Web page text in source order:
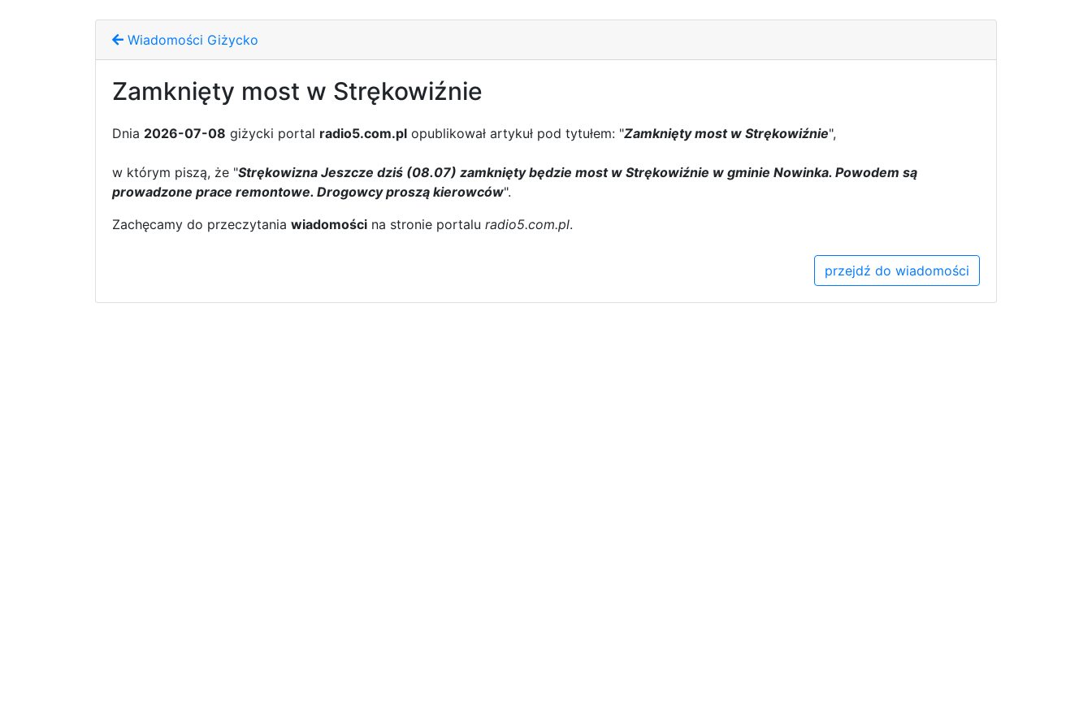
Wiadomości Giżycko
Zamknięty most w Strękowiźnie
Dnia 2026-07-08 giżycki portal radio5.com.pl opublikował artykuł pod tytułem: "Zamknięty most w Strękowiźnie",
w którym piszą, że "Strękowizna Jeszcze dziś (08.07) zamknięty będzie most w Strękowiźnie w gminie Nowinka. Powodem są
prowadzone prace remontowe. Drogowcy proszą kierowców".
Zachęcamy do przeczytania wiadomości na stronie portalu radio5.com.pl.
przejdź do wiadomości